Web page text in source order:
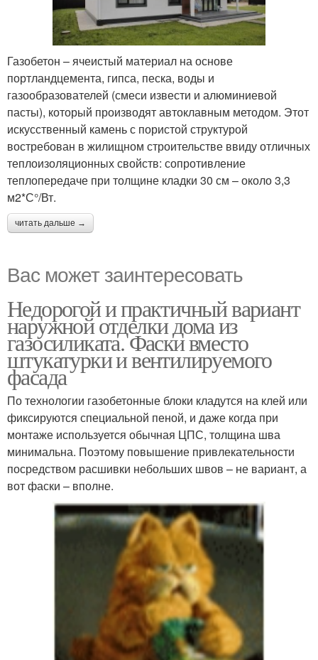
Газобетон – ячеистый материал на основе
портландцемента, гипса, песка, воды и
газообразователей (смеси извести и алюминиевой
пасты), который производят автоклавным методом. Этот
искусственный камень с пористой структурой
востребован в жилищном строительстве ввиду отличных
теплоизоляционных свойств: сопротивление
теплопередаче при толщине кладки 30 см – около 3,3
м2*С°/Вт.
читать дальше →
Вас может заинтересовать
Недорогой и практичный вариант
наружной отделки дома из
газосиликата. Фаски вместо
штукатурки и вентилируемого
фасада
По технологии газобетонные блоки кладутся на клей или
фиксируются специальной пеной, и даже когда при
монтаже используется обычная ЦПС, толщина шва
минимальна. Поэтому повышение привлекательности
посредством расшивки небольших швов – не вариант, а
вот фаски – вполне.